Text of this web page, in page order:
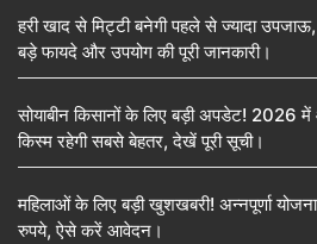
हरी खाद से मिट्टी बनेगी पहले से ज्यादा
बड़े फायदे और उपयोग की पूरी जानकारी।
सोयाबीन किसानों के लिए बड़ी अपडेट! 2026
किस्म रहेगी सबसे बेहतर, देखें पूरी सूची।
महिलाओं के लिए बड़ी खुशखबरी! अन्नपूर्णा
रुपये, ऐसे करें आवेदन।